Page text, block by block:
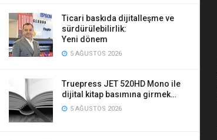
Ticari baskıda dijitalleşme ve
sürdürülebilirlik:
Yeni dönem
5 AĞUSTOS 2026
Truepress JET 520HD Mono ile
dijital kitap basımına girmek…
5 AĞUSTOS 2026